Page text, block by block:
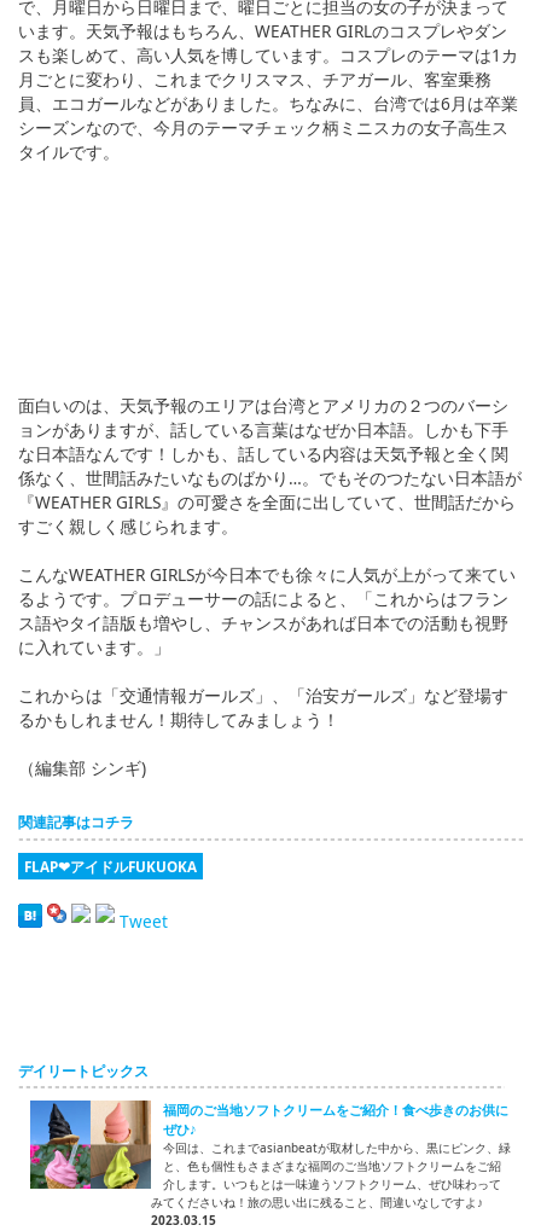
で、月曜日から日曜日まで、曜日ごとに担当の女の子が決まって
います。天気予報はもちろん、WEATHER GIRLのコスプレやダン
スも楽しめて、高い人気を博しています。コスプレのテーマは1カ
月ごとに変わり、これまでクリスマス、チアガール、客室乗務
員、エコガールなどがありました。ちなみに、台湾では6月は卒業
シーズンなので、今月のテーマチェック柄ミニスカの女子高生ス
タイルです。
面白いのは、天気予報のエリアは台湾とアメリカの２つのバーシ
ョンがありますが、話している言葉はなぜか日本語。しかも下手
な日本語なんです！しかも、話している内容は天気予報と全く関
係なく、世間話みたいなものばかり…。でもそのつたない日本語が
『WEATHER GIRLS』の可愛さを全面に出していて、世間話だから
すごく親しく感じられます。
こんなWEATHER GIRLSが今日本でも徐々に人気が上がって来てい
るようです。プロデューサーの話によると、「これからはフラン
ス語やタイ語版も増やし、チャンスがあれば日本での活動も視野
に入れています。」
これからは「交通情報ガールズ」、「治安ガールズ」など登場す
るかもしれません！期待してみましょう！
（編集部 シンギ)
関連記事はコチラ
FLAP❤アイドルFUKUOKA
Tweet
デイリートピックス
福岡のご当地ソフトクリームをご紹介！食べ歩きのお供に
ぜひ♪
今回は、これまでasianbeatが取材した中から、黒にピンク、緑
と、色も個性もさまざまな福岡のご当地ソフトクリームをご紹
介します。いつもとは一味違うソフトクリーム、ぜひ味わって
みてくださいね！旅の思い出に残ること、間違いなしですよ♪
2023.03.15